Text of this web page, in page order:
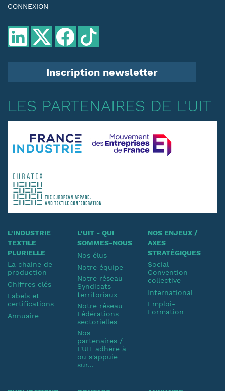
CONNEXION
Inscription newsletter
LES PARTENAIRES DE L'UIT
L'INDUSTRIE
TEXTILE
PLURIELLE
La chaine de
production
Chiffres clés
Labels et
certifications
Annuaire
L'UIT - QUI
SOMMES-NOUS
Nos élus
Notre équipe
Notre réseau
Syndicats
territoriaux
Notre réseau
Fédérations
sectorielles
Nos
partenaires /
L'UIT adhère à
ou s'appuie
sur...
NOS ENJEUX /
AXES
STRATÉGIQUES
Social
Convention
collective
International
Emploi-
Formation